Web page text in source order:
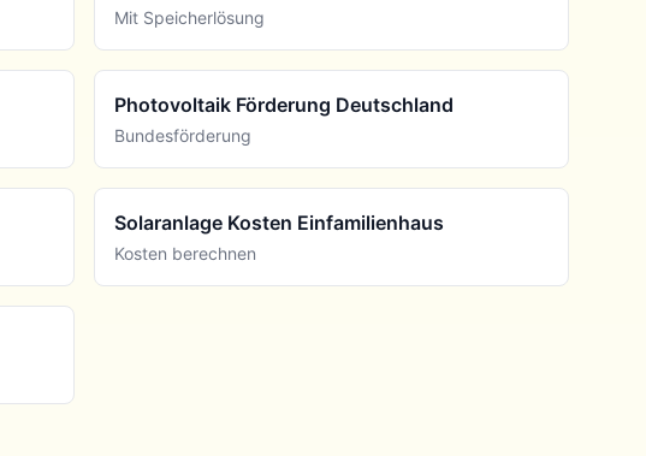
Mit Speicherlösung
Photovoltaik Förderung Deutschland
Bundesförderung
Solaranlage Kosten Einfamilienhaus
Kosten berechnen